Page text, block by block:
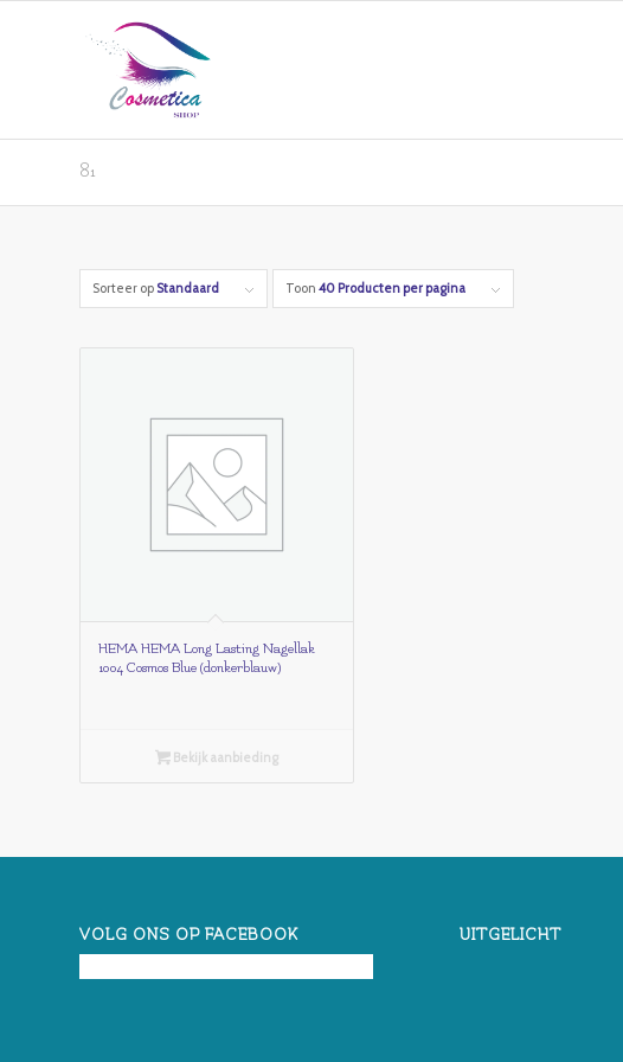
81
Sorteer op Standaard Toon 40 Producten per pagina
HEMA HEMA Long Lasting Nagellak
1004 Cosmos Blue (donkerblauw)
Bekijk aanbieding
VOLG ONS OP FACEBOOK UITGELICHT